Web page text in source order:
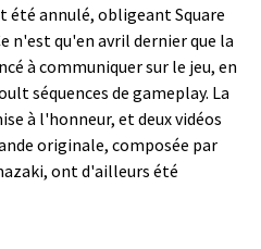
été annulé, obligeant Square
n'est qu'en avril dernier que la
à communiquer sur le jeu, en
séquences de gameplay. La
à l'honneur, et deux vidéos
originale, composée par
ont d'ailleurs été